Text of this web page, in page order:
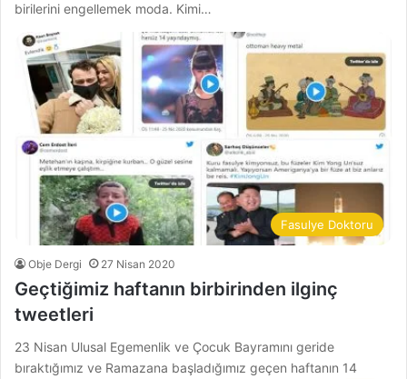
birilerini engellemek moda. Kimi…
Fasulye Doktoru
Obje Dergi 27 Nisan 2020
Geçtiğimiz haftanın birbirinden ilginç
tweetleri
23 Nisan Ulusal Egemenlik ve Çocuk Bayramını geride
bıraktığımız ve Ramazana başladığımız geçen haftanın 14